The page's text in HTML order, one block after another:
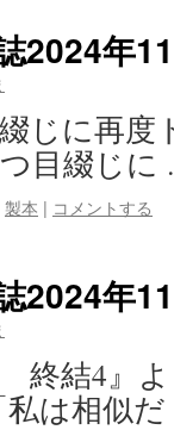
2024年
じに再度
つ目綴じ
製本 | コメントする
2024年
終結4』
私は相似